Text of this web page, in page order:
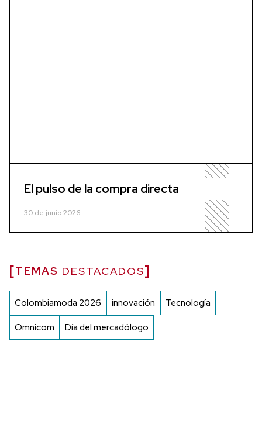
El pulso de la compra directa
30 de junio 2026
TEMAS DESTACADOS
Colombiamoda 2026 innovación Tecnología
Omnicom Día del mercadólogo